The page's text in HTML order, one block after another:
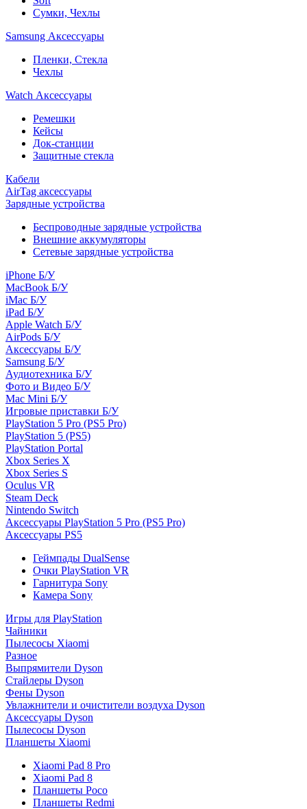
Сумки, Чехлы
Samsung Аксессуары
Пленки, Стекла
Чехлы
Watch Аксессуары
Ремешки
Кейсы
Док-станции
Защитные стекла
Кабели
AirTag аксессуары
Зарядные устройства
Беспроводные зарядные устройства
Внешние аккумуляторы
Сетевые зарядные устройства
iPhone Б/У
MacBook Б/У
iMac Б/У
iPad Б/У
Apple Watch Б/У
AirPods Б/У
Аксессуары Б/У
Samsung Б/У
Аудиотехника Б/У
Фото и Видео Б/У
Mac Mini Б/У
Игровые приставки Б/У
PlayStation 5 Pro (PS5 Pro)
PlayStation 5 (PS5)
PlayStation Portal
Xbox Series X
Xbox Series S
Oculus VR
Steam Deck
Nintendo Switch
Аксессуары PlayStation 5 Pro (PS5 Pro)
Аксессуары PS5
Геймпады DualSense
Очки PlayStation VR
Гарнитура Sony
Камера Sony
Игры для PlayStation
Чайники
Пылесосы Xiaomi
Разное
Выпрямители Dyson
Стайлеры Dyson
Фены Dyson
Увлажнители и очистители воздуха Dyson
Аксессуары Dyson
Пылесосы Dyson
Планшеты Xiaomi
Xiaomi Pad 8 Pro
Xiaomi Pad 8
Планшеты Poco
Планшеты Redmi